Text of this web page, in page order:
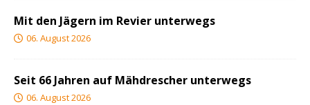
Mit den Jägern im Revier unterwegs
06. August 2026
Seit 66 Jahren auf Mähdrescher unterwegs
06. August 2026